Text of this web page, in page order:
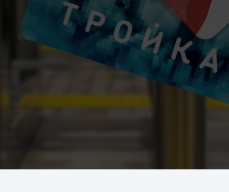
Приложения Московского
транспорта